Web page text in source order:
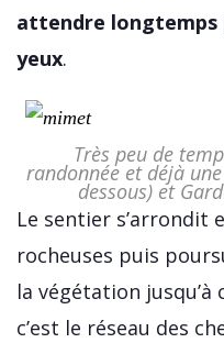
attendre longtemps
yeux.
Très peu de
randonnée et déjà
dessous) et
Le sentier s’arrondit
rocheuses puis
la végétation
c’est le réseau des